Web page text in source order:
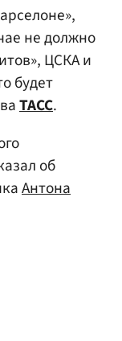
не должно
ЦСКА и
будет
ТАСС.
об
Антона